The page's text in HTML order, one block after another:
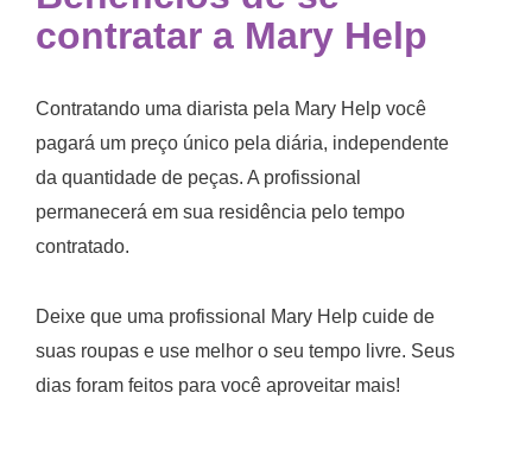
contratar a Mary Help
Contratando uma diarista pela Mary Help você
pagará um preço único pela diária, independente
da quantidade de peças. A profissional
permanecerá em sua residência pelo tempo
contratado.
Deixe que uma profissional Mary Help cuide de
suas roupas e use melhor o seu tempo livre. Seus
dias foram feitos para você aproveitar mais!